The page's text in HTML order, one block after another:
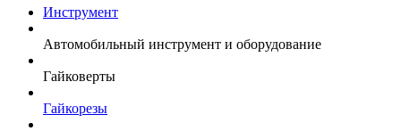
Инструмент
Автомобильный инструмент и оборудование
Гайковерты
Гайкорезы